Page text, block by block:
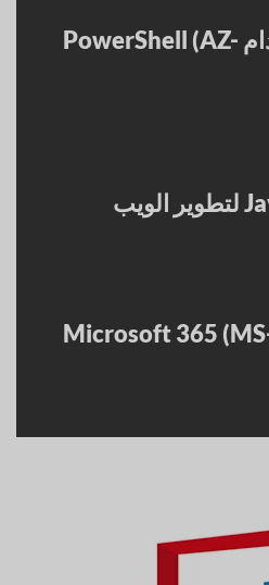
أتمتة الإدارة باستخدام PowerShell (AZ-